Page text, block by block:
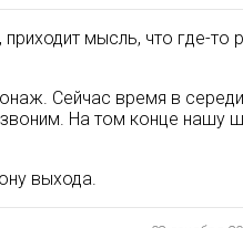
мысль, что где-то
Сейчас время в
На том конце нашу
выхода.